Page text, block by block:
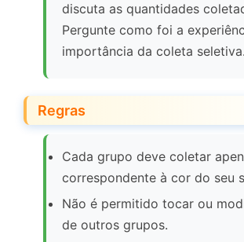
discuta as quantidades
Pergunte como foi a
importância da coleta seletiva.
Regras
Cada grupo deve coletar
correspondente à cor do seu
Não é permitido tocar ou
de outros grupos.